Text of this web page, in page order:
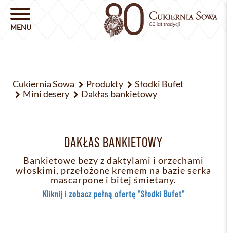
Cukiernia Sowa Produkty
Słodki Bufet
Mini desery
Dakłas bankietowy
DAKŁAS BANKIETOWY
Bankietowe bezy z daktylami i orzechami
włoskimi, przełożone kremem na bazie serka
mascarpone i bitej śmietany.
Kliknij i zobacz pełną ofertę "Słodki Bufet"